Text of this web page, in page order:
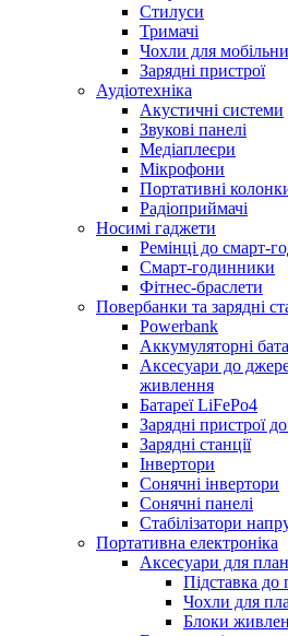
Стилуси
Тримачі
Чохли для
Зарядні пристрої
Аудіотехніка
Акустичні системи
Звукові панелі
Медіаплеєри
Мікрофони
Портативні
Радіоприймачі
Носимі гаджети
Ремінці до смарт-
Смарт-годинники
Фітнес-браслети
Повербанки та зарядні
Powerbank
Аккумуляторні
Аксесуари до
живлення
Батареї LiFePo4
Зарядні пристрої
Зарядні станції
Інвертори
Сонячні інвертори
Сонячні панелі
Стабілізатори
Портативна електроніка
Аксесуари для
Підставка до
Чохли для
Блоки